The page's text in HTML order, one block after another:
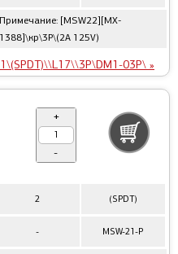
Примечание: [MSW22][MX-
1388]\кр\3P\(2A 125V)
03P\ »
2 (SPDT)
- MSW-21-P
+
-